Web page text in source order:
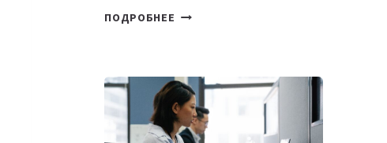
ПОДРОБНЕЕ
НОВЫЕ
ПРЕДМЕТЫ
ПО